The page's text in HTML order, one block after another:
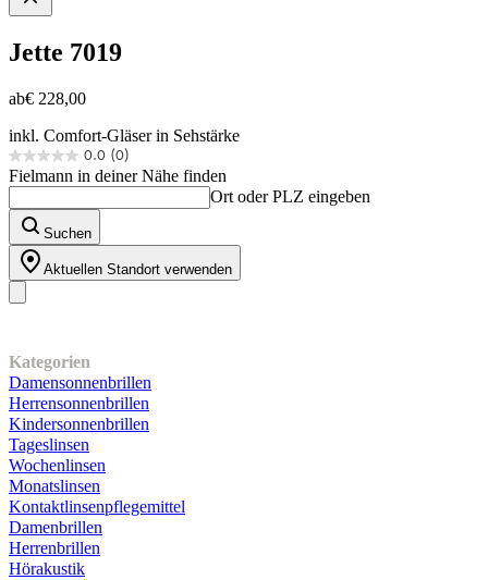
Jette 7019
ab€ 228,00
inkl. Comfort-Gläser in Sehstärke
0.0 (0)
0.0
von
5
Sternen.
Fielmann in deiner Nähe finden
Ort oder PLZ eingeben
Suchen
Aktuellen Standort verwenden
Kategorien
Damensonnenbrillen
Herrensonnenbrillen
Kindersonnenbrillen
Tageslinsen
Wochenlinsen
Monatslinsen
Kontaktlinsenpflegemittel
Damenbrillen
Herrenbrillen
Hörakustik